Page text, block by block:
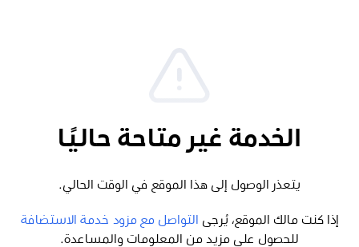
الخدمة غير متاحة حاليًا
يتعذر الوصول إلى هذا الموقع في الوقت الحالي.
إذا كنت مالك الموقع، يُرجى
التواصل مع مزود خدمة الاستضافة
للحصول على مزيد من المعلومات والمساعدة.